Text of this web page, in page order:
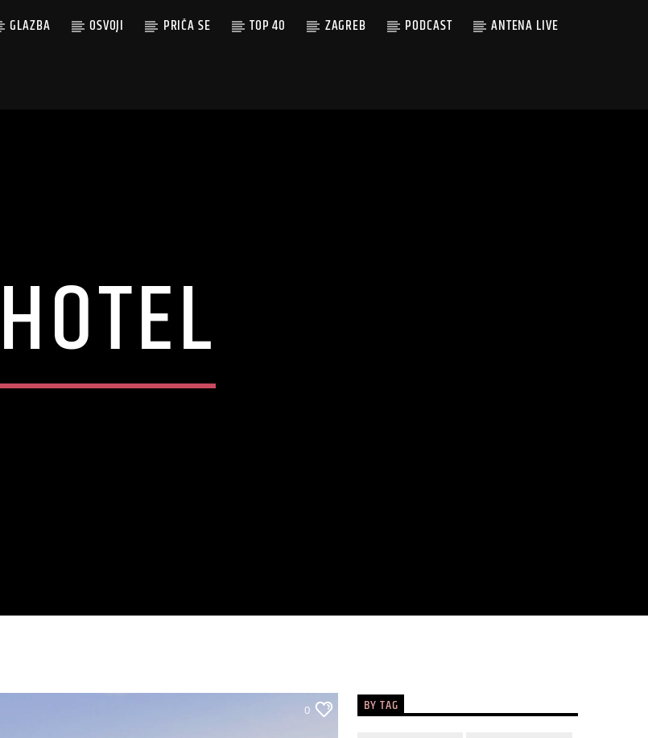
GLAZBA OSVOJI PRIČA SE TOP 40 ZAGREB PODCAST ANTENA LIVE
HOTEL
0 BY TAG